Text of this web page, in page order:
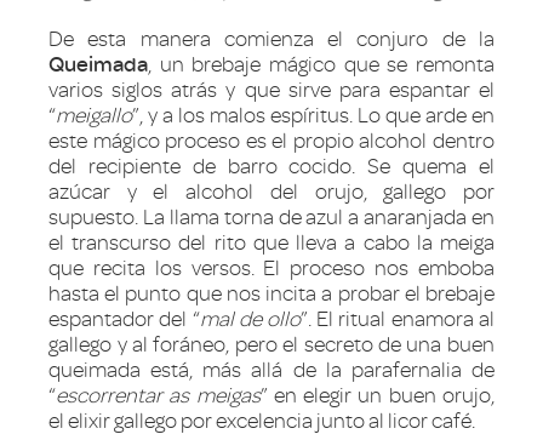
De esta manera comienza el conjuro de la
Queimada, un brebaje mágico que se remonta
varios siglos atrás y que sirve para espantar el
“meigallo”, y a los malos espíritus. Lo que arde en
este mágico proceso es el propio alcohol dentro
del recipiente de barro cocido. Se quema el
azúcar y el alcohol del orujo, gallego por
supuesto. La llama torna de azul a anaranjada en
el transcurso del rito que lleva a cabo la meiga
que recita los versos. El proceso nos emboba
hasta el punto que nos incita a probar el brebaje
espantador del “mal de ollo”. El ritual enamora al
gallego y al foráneo, pero el secreto de una buen
queimada está, más allá de la parafernalia de
“escorrentar as meigas” en elegir un buen orujo,
el elixir gallego por excelencia junto al licor café.